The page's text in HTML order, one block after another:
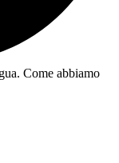
Come abbiamo